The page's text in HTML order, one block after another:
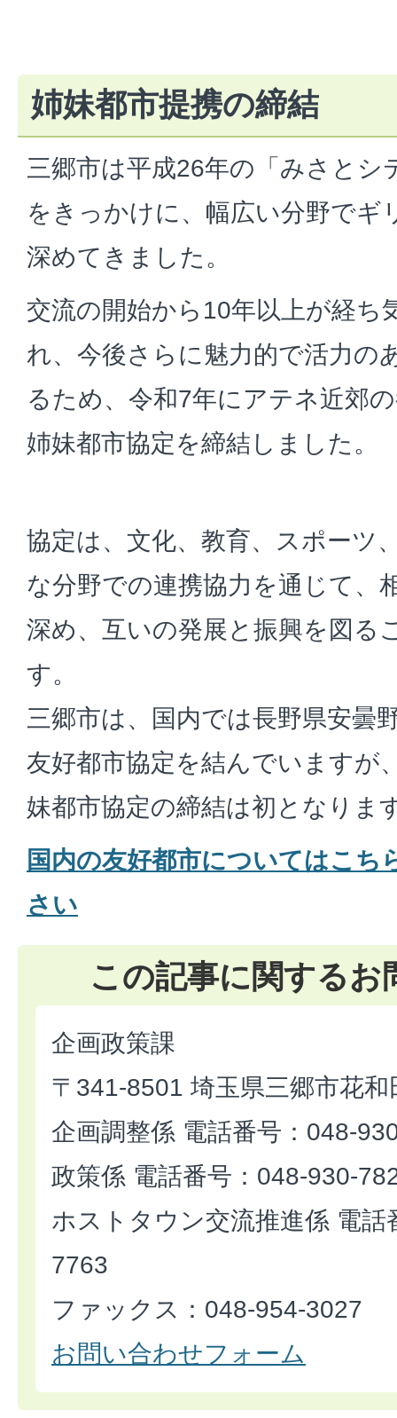
姉妹都市提携の締結
三郷市は平成26年の「みさとシ
をきっかけに、幅広い分野でギ
深めてきました。
交流の開始から10年以上が経ち
れ、今後さらに魅力的で活力の
るため、令和7年にアテネ近郊
姉妹都市協定を締結しました。
協定は、文化、教育、スポーツ
な分野での連携協力を通じて、
深め、互いの発展と振興を図る
す。
三郷市は、国内では長野県安曇
友好都市協定を結んでいますが
妹都市協定の締結は初となりま
国内の友好都市についてはこち
さい
この記事に関するお
企画政策課
〒341-8501 埼玉県三郷市花
企画調整係 電話番号：048-
政策係 電話番号：048-930-
ホストタウン交流推進係 電話
7763
ファックス：048-954-3027
お問い合わせフォーム